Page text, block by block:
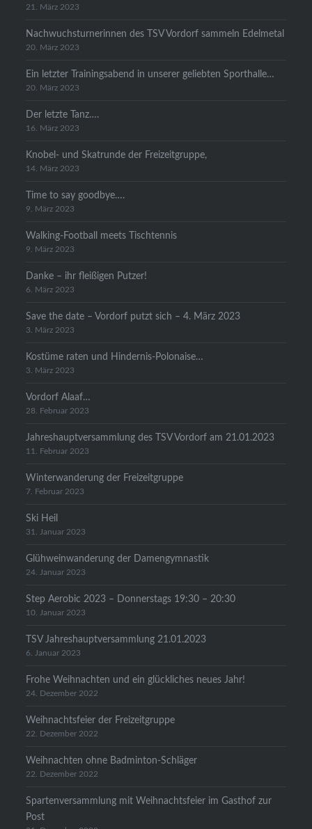
21. März 2023
Nachwuchsturnerinnen des TSV Vordorf sammeln Edelmetal
20. März 2023
Ein letzter Trainingsabend in unserer geliebten Sporthalle…
20. März 2023
Der letzte Tanz….
16. März 2023
Knobel- und Skatrunde der Freizeitgruppe,
14. März 2023
Time to say goodbye….
9. März 2023
Walking-Football meets Tischtennis
9. März 2023
Danke – ihr fleißigen Putzer!
6. März 2023
Save the date – Vordorf putzt sich – 4. März 2023
3. März 2023
Kostüme raten und Hindernis-Polonaise…
3. März 2023
Vordorf Alaaf…
28. Februar 2023
Jahreshauptversammlung des TSV Vordorf am 21.01.2023
11. Februar 2023
Winterwanderung der Freizeitgruppe
7. Februar 2023
Ski Heil
31. Januar 2023
Glühweinwanderung der Damengymnastik
24. Januar 2023
Step Aerobic 2023 – Donnerstags 19:30 – 20:30
10. Januar 2023
TSV Jahreshauptversammlung 21.01.2023
6. Januar 2023
Frohe Weihnachten und ein glückliches neues Jahr!
24. Dezember 2022
Weihnachtsfeier der Freizeitgruppe
22. Dezember 2022
Weihnachten ohne Badminton-Schläger
22. Dezember 2022
Spartenversammlung mit Weihnachtsfeier im Gasthof zur
Post